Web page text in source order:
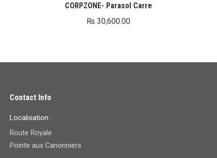
CORPZONE- Parasol Carre
₨ 30,600.00
Contact Info
Localisation :
Route Royale
Pointe aux Canonniers